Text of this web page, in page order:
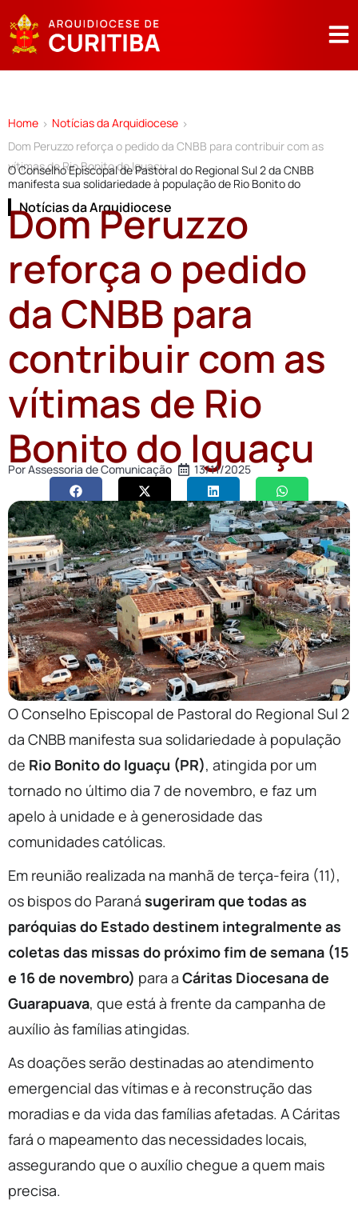
Home > Notícias da Arquidiocese >
Dom Peruzzo reforça o pedido da CNBB para contribuir com as
vítimas de Rio Bonito do Iguaçu
O Conselho Episcopal de Pastoral do Regional Sul 2 da CNBB
manifesta sua solidariedade à população de Rio Bonito do
Notícias da Arquidiocese
Dom Peruzzo
reforça o pedido
da CNBB para
contribuir com as
vítimas de Rio
Bonito do Iguaçu
PorAssessoria de Comunicação 13/11/2025
O Conselho Episcopal de Pastoral do Regional Sul 2
da CNBB manifesta sua solidariedade à população
de Rio Bonito do Iguaçu (PR), atingida por um
tornado no último dia 7 de novembro, e faz um
apelo à unidade e à generosidade das
comunidades católicas.
Em reunião realizada na manhã de terça-feira (11),
os bispos do Paraná sugeriram que todas as
paróquias do Estado destinem integralmente as
coletas das missas do próximo fim de semana (15
e 16 de novembro) para a Cáritas Diocesana de
Guarapuava, que está à frente da campanha de
auxílio às famílias atingidas.
As doações serão destinadas ao atendimento
emergencial das vítimas e à reconstrução das
moradias e da vida das famílias afetadas. A Cáritas
fará o mapeamento das necessidades locais,
assegurando que o auxílio chegue a quem mais
precisa.